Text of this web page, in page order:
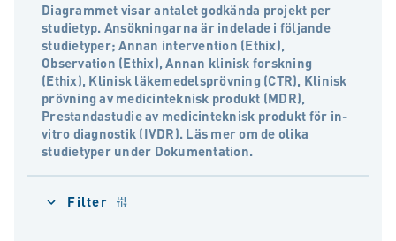
Diagrammet visar antalet godkända projekt per
studietyp. Ansökningarna är indelade i följande
studietyper; Annan intervention (Ethix),
Observation (Ethix), Annan klinisk forskning
(Ethix), Klinisk läkemedelsprövning (CTR), Klinisk
prövning av medicinteknisk produkt (MDR),
Prestandastudie av medicinteknisk produkt för in-
vitro diagnostik (IVDR). Läs mer om de olika
studietyper under Dokumentation.
Filter